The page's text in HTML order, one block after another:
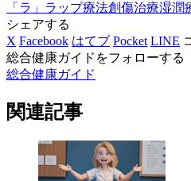
「ラ」 ラップ療法創傷治療湿潤
シェアする
X Facebook はてブ Pocket LINE
総合健康ガイドをフォローする
総合健康ガイド
関連記事